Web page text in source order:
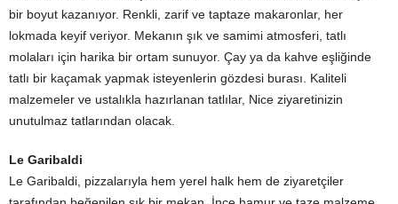
bir boyut kazanıyor. Renkli, zarif ve taptaze makaronlar, her
lokmada keyif veriyor. Mekanın şık ve samimi atmosferi, tatlı
molaları için harika bir ortam sunuyor. Çay ya da kahve eşliğinde
tatlı bir kaçamak yapmak isteyenlerin gözdesi burası. Kaliteli
malzemeler ve ustalıkla hazırlanan tatlılar, Nice ziyaretinizin
unutulmaz tatlarından olacak.
Le Garibaldi
Le Garibaldi, pizzalarıyla hem yerel halk hem de ziyaretçiler